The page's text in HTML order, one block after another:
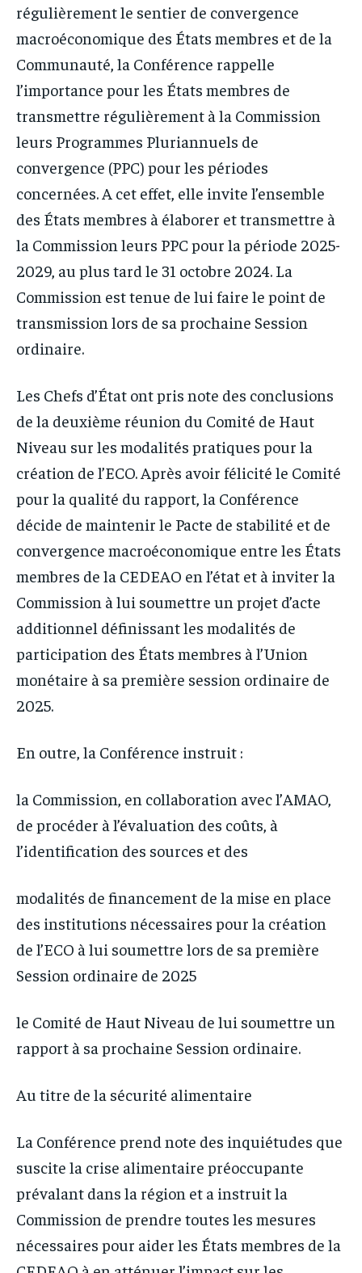
régulièrement le sentier de convergence
macroéconomique des États membres et de la
Communauté, la Conférence rappelle
l’importance pour les États membres de
transmettre régulièrement à la Commission
leurs Programmes Pluriannuels de
convergence (PPC) pour les périodes
concernées. A cet effet, elle invite l’ensemble
des États membres à élaborer et transmettre à
la Commission leurs PPC pour la période 2025-
2029, au plus tard le 31 octobre 2024. La
Commission est tenue de lui faire le point de
transmission lors de sa prochaine Session
ordinaire.
Les Chefs d’État ont pris note des conclusions
de la deuxième réunion du Comité de Haut
Niveau sur les modalités pratiques pour la
création de l’ECO. Après avoir félicité le Comité
pour la qualité du rapport, la Conférence
décide de maintenir le Pacte de stabilité et de
convergence macroéconomique entre les États
membres de la CEDEAO en l’état et à inviter la
Commission à lui soumettre un projet d’acte
additionnel définissant les modalités de
participation des États membres à l’Union
monétaire à sa première session ordinaire de
2025.
En outre, la Conférence instruit :
la Commission, en collaboration avec l’AMAO,
de procéder à l’évaluation des coûts, à
l’identification des sources et des
modalités de financement de la mise en place
des institutions nécessaires pour la création
de l’ECO à lui soumettre lors de sa première
Session ordinaire de 2025
le Comité de Haut Niveau de lui soumettre un
rapport à sa prochaine Session ordinaire.
Au titre de la sécurité alimentaire
La Conférence prend note des inquiétudes que
suscite la crise alimentaire préoccupante
prévalant dans la région et a instruit la
Commission de prendre toutes les mesures
nécessaires pour aider les États membres de la